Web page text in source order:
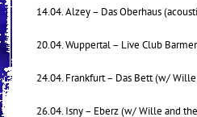
14.04. Alzey – Das Oberhaus
20.04. Wuppertal – Live Club
24.04. Frankfurt – Das Bett (w/
26.04. Isny – Eberz (w/ Wille and